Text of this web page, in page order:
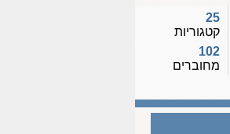
25
קטגוריות
102
מחוברים